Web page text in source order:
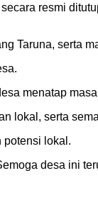
resmi
Taruna, serta
menatap
lokal, serta
potensi lokal.
desa ini